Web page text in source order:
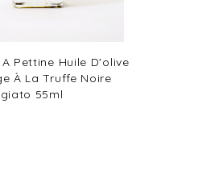
Pettine Huile D'olive
À La Truffe Noire
55ml